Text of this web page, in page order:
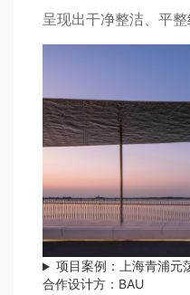
呈现出干净整洁、平整
项目案例：上海青浦元
合作设计方：BAU